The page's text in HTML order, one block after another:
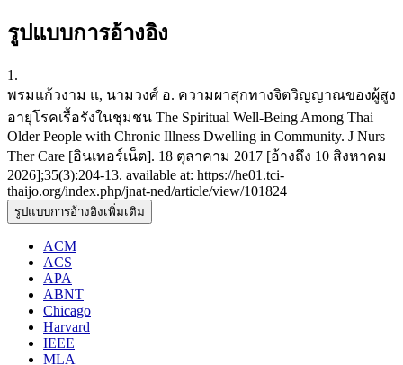
รูปแบบการอ้างอิง
1.
พรมแก้วงาม แ, นามวงศ์ อ. ความผาสุกทางจิตวิญญาณของผู้สูง
อายุโรคเรื้อรังในชุมชน The Spiritual Well-Being Among Thai
Older People with Chronic Illness Dwelling in Community. J Nurs
Ther Care [อินเทอร์เน็ต]. 18 ตุลาคาม 2017 [อ้างถึง 10 สิงหาคม
2026];35(3):204-13. available at: https://he01.tci-
thaijo.org/index.php/jnat-ned/article/view/101824
รูปแบบการอ้างอิงเพิ่มเติม
ACM
ACS
APA
ABNT
Chicago
Harvard
IEEE
MLA